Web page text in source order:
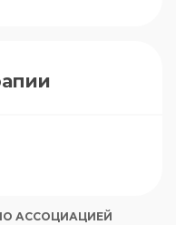
АССОЦИАЦИЕЙ